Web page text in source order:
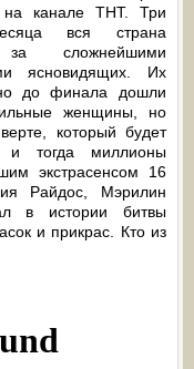
на канале ТНТ. Три
вся страна
сложнейшими
ясновидящих. Их
до финала дошли
женщины, но
который будет
и тогда миллионы
экстрасенсом 16
Райдос, Мэрилин
в истории битвы
и прикрас. Кто из